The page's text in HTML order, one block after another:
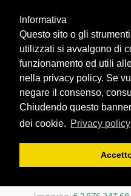
Informativa
Questo sito o gli
utilizzati si avvalgono di
funzionamento ed utili
nella privacy policy. Se
negare il consenso,
Chiudendo questo
dei cookie. Privacy policy
22/02/2020
LOTTO 179 POMPE A
S.R.L.
Importo:€ 264.450
Territorio: Lombardia -
rianimazione e farmaci
22/02/2020
LOTTO 18 ALLPLEX